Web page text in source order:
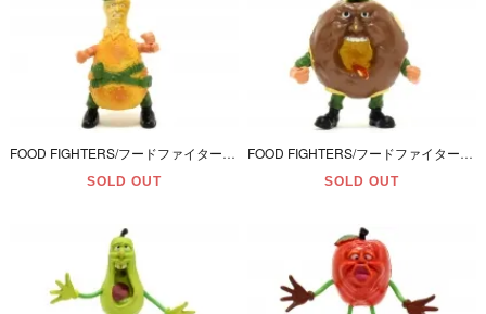
FOOD FIGHTERS/フードファイターズ・Action Figures/アクションフィギュア 「LIEUTENANT LEGG/ルーテナントレッグ(チキンレッグ)」 本体のみ
SOLD OUT
FOOD FIGHTERS/フードファイターズ・Action Figures/アクションフィギュア 「MAJOR MUNCH/メジャーマンチ(チョコドーナツ)」 本体のみ
SOLD OUT